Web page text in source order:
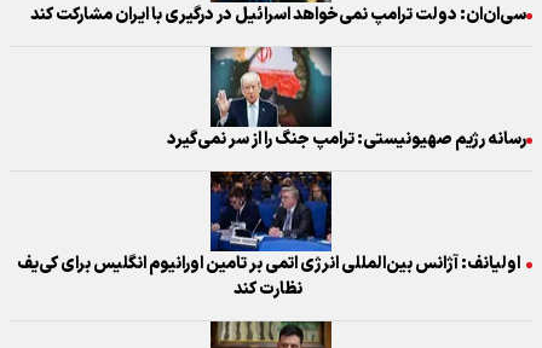
سی‌ان‌ان: دولت ترامپ نمی‌خواهد اسرائیل در درگیری با ایران مشارکت کند
رسانه رژیم صهیونیستی: ترامپ جنگ را از سر نمی‌گیرد
اولیانف: آژانس بین‌المللی انرژی اتمی بر تامین اورانیوم انگلیس برای کی‌یف
نظارت کند